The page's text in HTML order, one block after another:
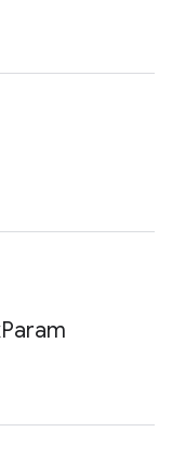
Param